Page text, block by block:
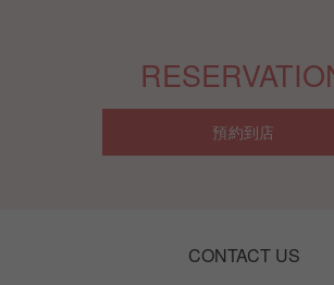
預約到店
CONTACT US